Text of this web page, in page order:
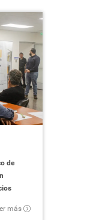
de
más